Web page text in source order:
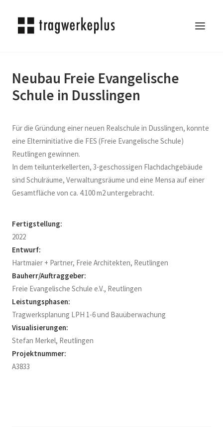
TRAGWERKEPLUS
BLOG
KARRIERE
KONTAKT
Neubau Freie Evangelische
Schule in Dusslingen
Für die Gründung einer neuen Realschule in Dusslingen, konnte
eine Elterninitiative die FES (Freie Evangelische Schule)
Reutlingen gewinnen.
In dem teilunterkellerten, 3-geschossigen Flachdachgebäude
sind Schulräume, Verwaltungsräume und eine Mensa auf einer
Gesamtfläche von ca. 4.100 m2 untergebracht.
Fertigstellung:
2022
Entwurf:
Hartmaier + Partner, Freie Architekten, Reutlingen
Bauherr/Auftraggeber:
Freie Evangelische Schule e.V., Reutlingen
Leistungsphasen:
Tragwerksplanung LPH 1-6 und Bauüberwachung
Visualisierungen:
Stefan Merkel, Reutlingen
Projektnummer:
A3833